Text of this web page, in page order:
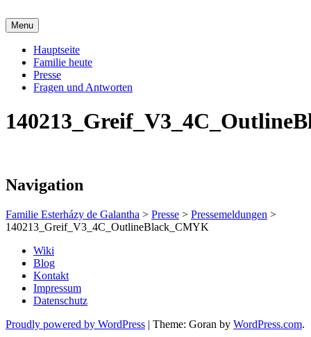
to
content
Familie Esterházy de Galantha
Galantha
Menu
Hauptseite
Familie heute
Presse
Fragen und Antworten
Navigation
Familie Esterházy de Galantha > Presse > Pressemeldungen >
140213_Greif_V3_4C_OutlineBlack_CMYK
Wiki
Blog
Kontakt
Impressum
Datenschutz
Proudly powered by WordPress | Theme: Goran by WordPress.com.